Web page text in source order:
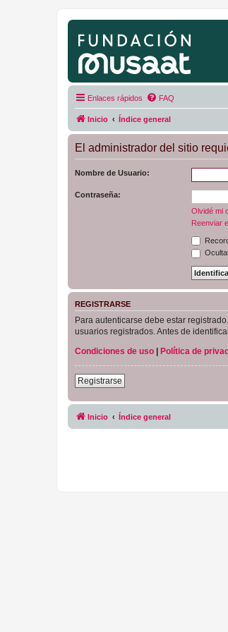
Enlaces rápidos FAQ
Inicio Índice general
El administrador del sitio
Nombre de Usuario:
Contraseña:
Olvidé mi
Reenviar
REGISTRARSE
Para autenticarse debe estar
usuarios registrados. Antes de
Condiciones de uso
Política de
Registrarse
Inicio Índice general